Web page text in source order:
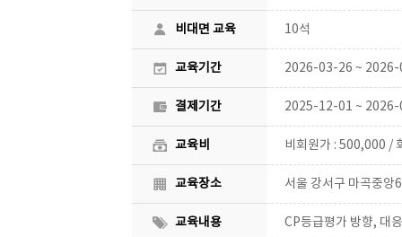
비대면 교육 10석
교육기간 2026-03-26 ~
결제기간 2025-12-01 ~
교육비 비회원가 : 500,000 /
교육장소 서울 강서구 마곡중
교육내용 CP등급평가 방향, 대